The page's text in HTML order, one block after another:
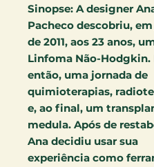
Sinopse: A designer
Pacheco descobriu,
de 2011, aos 23 anos,
Linfoma Não-Hodgkin.
então, uma jornada de
quimioterapias,
e, ao final, um
medula. Após de
Ana decidiu usar sua
experiência como